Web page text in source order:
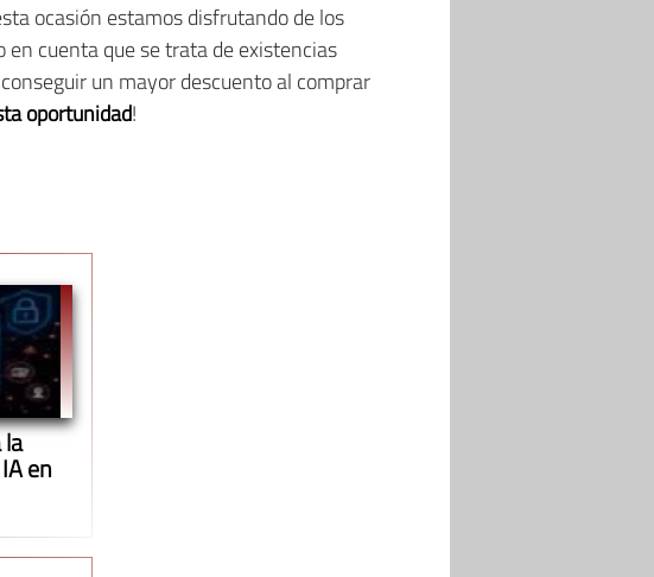
ocasión estamos disfrutando de los
en cuenta que se trata de existencias
un mayor descuento al comprar
oportunidad!­­­
en